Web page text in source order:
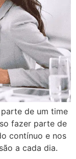
de um time
fazer parte de
contínuo e nos
a cada dia.